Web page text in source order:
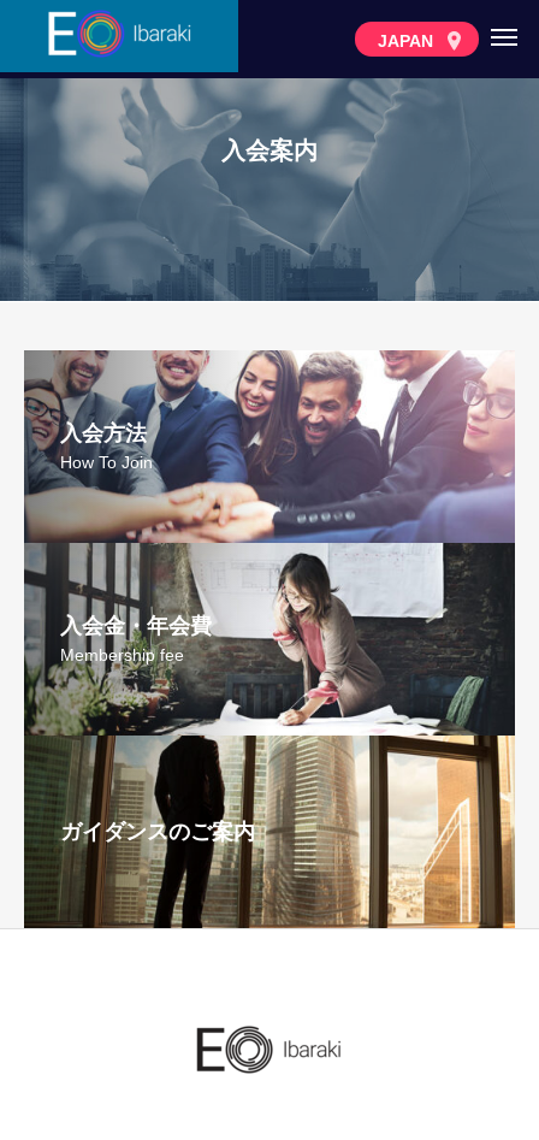
JAPAN
入会案内
入会方法
How To Join
入会金・年会費
Membership fee
ガイダンスのご案内